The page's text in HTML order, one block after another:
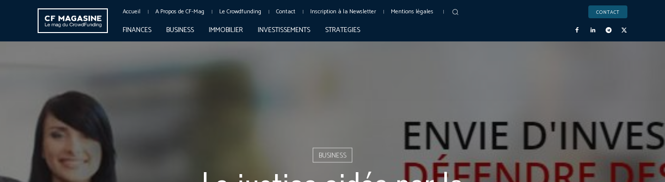
Accueil A Propos de CF-Mag Le Crowdfunding Contact Inscription à la Newsletter Mentions légales CONTACT
FINANCES BUSINESS IMMOBILIER INVESTISSEMENTS STRATEGIES
BUSINESS